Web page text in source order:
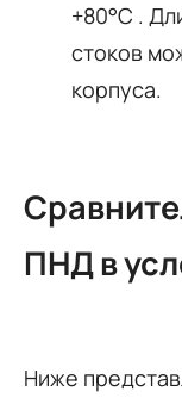
+80°C .
стоков
корпуса.
ПНД в
Ниже